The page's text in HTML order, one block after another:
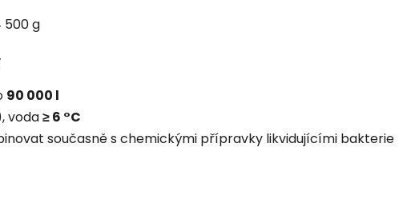
500 g
90 000 l
voda≥ 6 °C
současně s chemickými přípravky likvidujícími bakterie